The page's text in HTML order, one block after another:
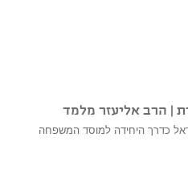
| הרב אליעזר מלמד
כדרך היחידה למוסד המשפחה